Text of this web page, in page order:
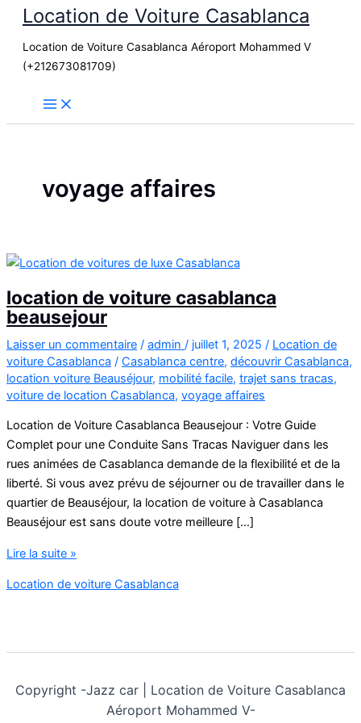
contenu
Location de Voiture Casablanca
Location de Voiture Casablanca Aéroport Mohammed V
(+212673081709)
voyage affaires
location de voiture casablanca
beausejour
Laisser un commentaire / admin / juillet 1, 2025 / Location de
voiture Casablanca / Casablanca centre, découvrir Casablanca,
location voiture Beauséjour, mobilité facile, trajet sans tracas,
voiture de location Casablanca, voyage affaires
Location de Voiture Casablanca Beausejour : Votre Guide
Complet pour une Conduite Sans Tracas Naviguer dans les
rues animées de Casablanca demande de la flexibilité et de la
liberté. Si vous avez prévu de séjourner ou de travailler dans le
quartier de Beauséjour, la location de voiture à Casablanca
Beauséjour est sans doute votre meilleure […]
location
voiture
Lire la suite »
Location de voiture Casablanca
Copyright -Jazz car | Location de Voiture Casablanca
Aéroport Mohammed V-